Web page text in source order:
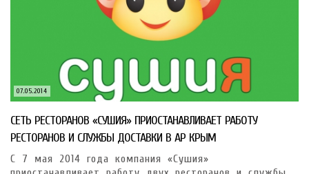
07.05.2014
СЕТЬ РЕСТОРАНОВ «СУШИЯ» ПРИОСТАНАВЛИВАЕТ РАБОТУ
РЕСТОРАНОВ И СЛУЖБЫ ДОСТАВКИ В АР КРЫМ
С 7 мая 2014 года компания «Сушия»